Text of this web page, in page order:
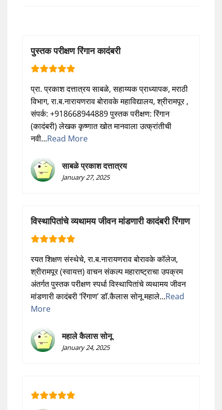
पुस्तक परीक्षण रिंगान कादंबरी
प्रा. प्रकाश दत्तात्रय साबळे, सहाय्यक प्राध्यापक, मराठी
विभाग, रा.ब.नारायणराव बोरावके महाविद्यालय, श्रीरामपूर ,
संपर्क: +918668944889 पुस्तक परीक्षण: रिंगान
(कादंबरी) लेखक कृष्णात खोत मानवाला उत्क्रांतीची
नवी...Read More
साबळे प्रकाश दत्तात्रय
January 27, 2025
विस्थापितांचे व्यथामय जीवन मांडणारी कादंबरी रिंगाण
रयत शिक्षण संस्थेचे, रा.ब.नारायणराव बोरावके कॉलेज,
श्रीरामपूर (स्वायत्त) वाचन संकल्प महाराष्ट्राचा उपक्रम
अंतर्गत पुस्तक परीक्षण स्पर्धा विस्थापितांचे व्यथामय जीवन
मांडणारी कादंबरी ‘रिंगाण’ डॉ.कैलास सोनू महाले...Read
More
महाले कैलास सोनू
January 24, 2025